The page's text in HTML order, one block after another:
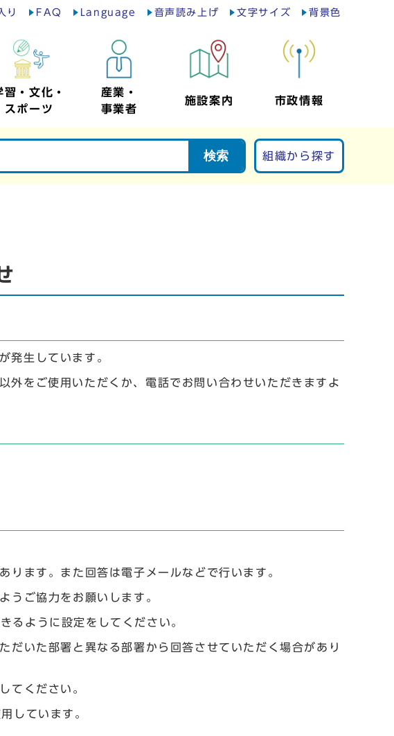
り FAQ Language 音声読み上げ 文字サイズ 背景色
習・文化・
スポーツ
産業・
事業者
施設案内 市政情報
検索 組織から探す
発生しています。
をご使用いただくか、電話でお問い合わせいただきますよ
ります。また回答は電子メールなどで行います。
うご協力をお願いします。
ように設定をしてください。
だいた部署と異なる部署から回答させていただく場合があり
てください。
しています。